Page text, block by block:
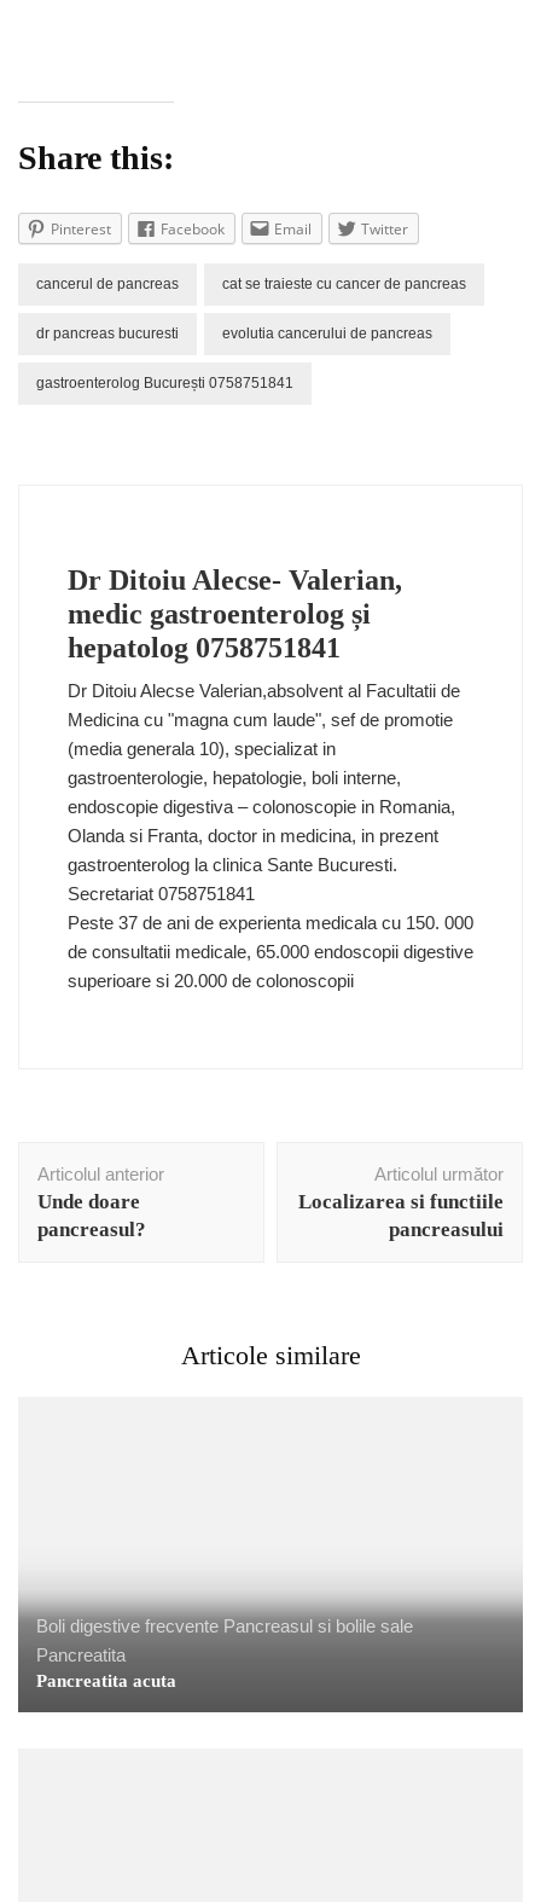
Share this:
Pinterest Facebook Email Twitter
cancerul de pancreas cat se traieste cu cancer de pancreas
dr pancreas bucuresti evolutia cancerului de pancreas
gastroenterolog București 0758751841
Dr Ditoiu Alecse- Valerian,
medic gastroenterolog și
hepatolog 0758751841
Dr Ditoiu Alecse Valerian,absolvent al Facultatii de
Medicina cu "magna cum laude", sef de promotie
(media generala 10), specializat in
gastroenterologie, hepatologie, boli interne,
endoscopie digestiva – colonoscopie in Romania,
Olanda si Franta, doctor in medicina, in prezent
gastroenterolog la clinica Sante Bucuresti.
Secretariat 0758751841
Peste 37 de ani de experienta medicala cu 150. 000
de consultatii medicale, 65.000 endoscopii digestive
superioare si 20.000 de colonoscopii
în
articole
Articolul anterior
Unde doare
pancreasul?
Articolul următor
Localizarea si functiile
pancreasului
Articole similare
Boli digestive frecvente Pancreasul si bolile sale
Pancreatita
Pancreatita acuta